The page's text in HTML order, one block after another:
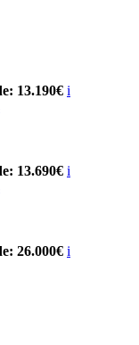
13.190€ i
13.690€ i
26.000€ i